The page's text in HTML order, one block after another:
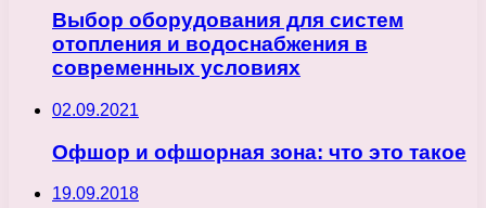
Выбор оборудования для систем
отопления и водоснабжения в
современных условиях
02.09.2021
Офшор и офшорная зона: что это такое
19.09.2018